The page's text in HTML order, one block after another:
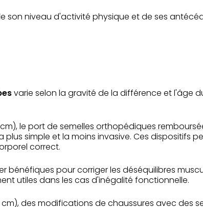
son niveau d'activité physique et de ses
varie selon la gravité de la différence et l'âge
le port de semelles orthopédiques
simple et la moins invasive. Ces dispositifs
correct.
bénéfiques pour corriger les déséquilibres
utiles dans les cas d'inégalité fonctionnelle.
des modifications de chaussures avec des